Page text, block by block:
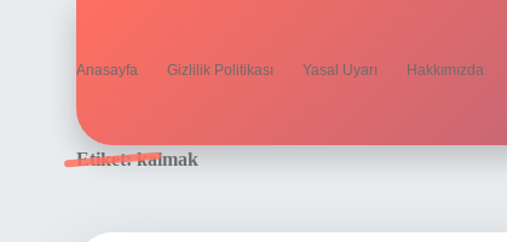
Anasayfa Gizlilik Politikası Yasal Uyarı Hakkımızda
Etiket:kalmak